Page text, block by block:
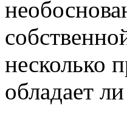
несколько
обладает